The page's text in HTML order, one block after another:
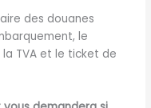
des douanes
le
TVA et le ticket de